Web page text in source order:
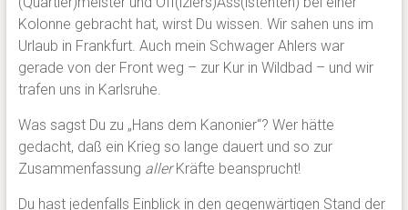
Kolonne gebracht hat, wirst Du wissen. Wir sahen uns im
Urlaub in Frankfurt. Auch mein Schwager Ahlers war
gerade von der Front weg – zur Kur in Wildbad – und wir
trafen uns in Karlsruhe.
Was sagst Du zu „Hans dem Kanonier“? Wer hätte
gedacht, daß ein Krieg so lange dauert und so zur
Zusammenfassung allerKräfte beansprucht!
Du hast jedenfalls Einblick in den gegenwärtigen Stand der